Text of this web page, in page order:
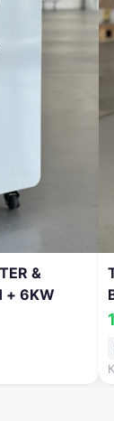
&
+ 6KW
ви
публічної